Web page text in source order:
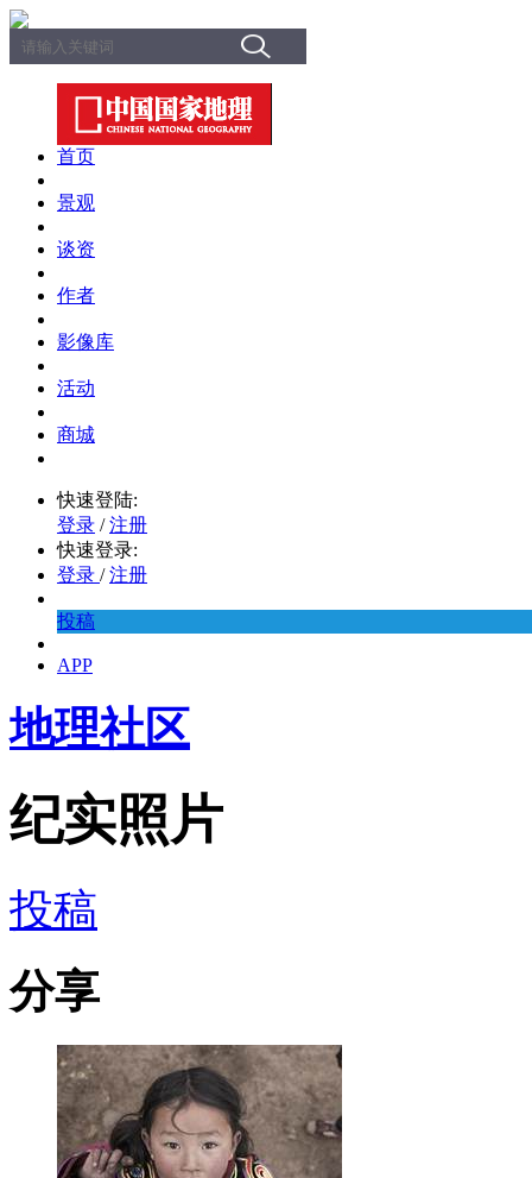
首页
景观
谈资
作者
影像库
活动
商城
快速登陆:
登录 / 注册
快速登录:
登录 / 注册
投稿
APP
地理社区
纪实照片
投稿
分享